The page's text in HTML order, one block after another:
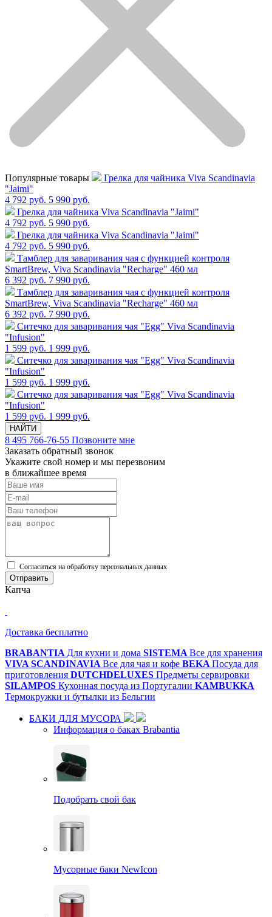
Популярные товары
Грелка для чайника Viva Scandinavia
"Jaimi"
4 792 руб. 5 990 руб.
Грелка для чайника Viva Scandinavia "Jaimi"
4 792 руб. 5 990 руб.
Грелка для чайника Viva Scandinavia "Jaimi"
4 792 руб. 5 990 руб.
Тамблер для заваривания чая с функцией контроля
SmartBrew, Viva Scandinavia "Recharge" 460 мл
6 392 руб. 7 990 руб.
Тамблер для заваривания чая с функцией контроля
SmartBrew, Viva Scandinavia "Recharge" 460 мл
6 392 руб. 7 990 руб.
Cитечко для заваривания чая "Egg" Viva Scandinavia
"Infusion"
1 599 руб. 1 999 руб.
Cитечко для заваривания чая "Egg" Viva Scandinavia
"Infusion"
1 599 руб. 1 999 руб.
Cитечко для заваривания чая "Egg" Viva Scandinavia
"Infusion"
1 599 руб. 1 999 руб.
НАЙТИ
8 495 766-76-55 Позвоните мне
Заказать обратный звонок
Укажите свой номер и мы перезвоним
в ближайшее время
Cогласиться на обработку персональных данных
Отправить
Капча
Доставка бесплатно
BRABANTIA Для кухни и дома SISTEMA Все для хранения
VIVA SCANDINAVIA Все для чая и кофе BEKA Посуда для
приготовления DUTCHDELUXES Предметы сервировки
SILAMPOS Кухонная посуда из Португалии KAMBUKKA
Термокружки и бутылки из Бельгии
БАКИ ДЛЯ МУСОРА
Информация о баках Brabantia
Подобрать свой бак
Мусорные баки NewIcon